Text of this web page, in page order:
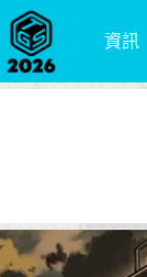
資訊